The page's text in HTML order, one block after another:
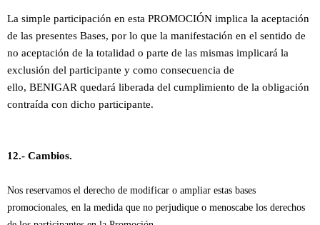
La simple participación en esta PROMOCIÓN implica la aceptación
de las presentes Bases, por lo que la manifestación en el sentido de
no aceptación de la totalidad o parte de las mismas implicará la
exclusión del participante y como consecuencia de
ello, BENIGAR quedará liberada del cumplimiento de la obligación
contraída con dicho participante.
12.- Cambios.
Nos reservamos el derecho de modificar o ampliar estas bases
promocionales, en la medida que no perjudique o menoscabe los derechos